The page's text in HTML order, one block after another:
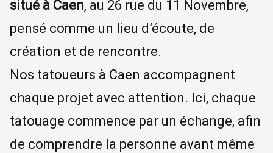
situé à Caen, au 26 rue du 11 Novembre,
pensé comme un lieu d’écoute, de
création et de rencontre.
Nos tatoueurs à Caen accompagnent
chaque projet avec attention. Ici, chaque
tatouage commence par un échange, afin
de comprendre la personne avant même